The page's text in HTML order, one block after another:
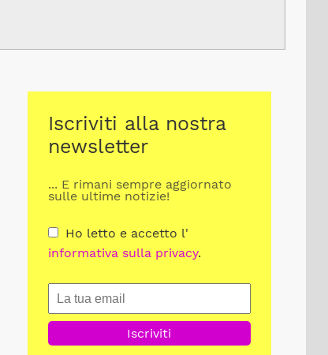
Iscriviti alla nostra
newsletter
... E rimani sempre aggiornato
sulle ultime notizie!
Ho letto e accetto l'
informativa sulla privacy.